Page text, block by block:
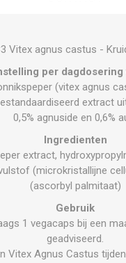
Vitex agnus castus -
per dagdosering
(vitex agnus
extract
0,5% agnuside en 0,6%
Ingredienten
extract,
(microkristallijne
(ascorbyl palmitaat)
Gebruik
1 vegacaps bij een
geadviseerd.
Vitex Agnus Castus